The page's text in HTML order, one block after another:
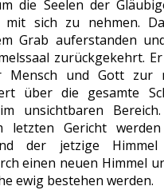
die Seelen der
mit sich zu nehmen.
Grab auferstanden
zurückgekehrt.
Mensch und Gott zur
über die gesamte
unsichtbaren
letzten Gericht
der jetzige
einen neuen Himmel
ewig bestehen werden.